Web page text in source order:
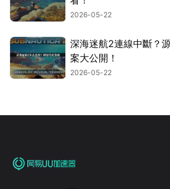
2026-05-22
深海迷航2連線中斷？
案大公開！
2026-05-22